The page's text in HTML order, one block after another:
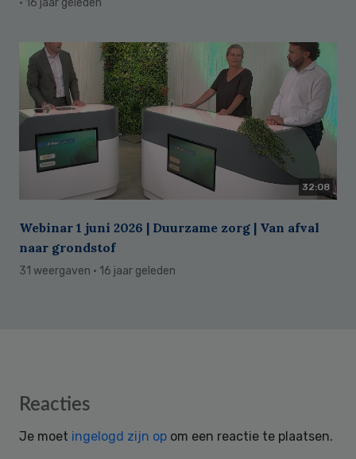
· 16 jaar geleden
32:08
Webinar 1 juni 2026 | Duurzame zorg | Van afval
naar grondstof
31 weergaven · 16 jaar geleden
Reader
Reacties
Je moet ingelogd zijn op om een reactie te plaatsen.